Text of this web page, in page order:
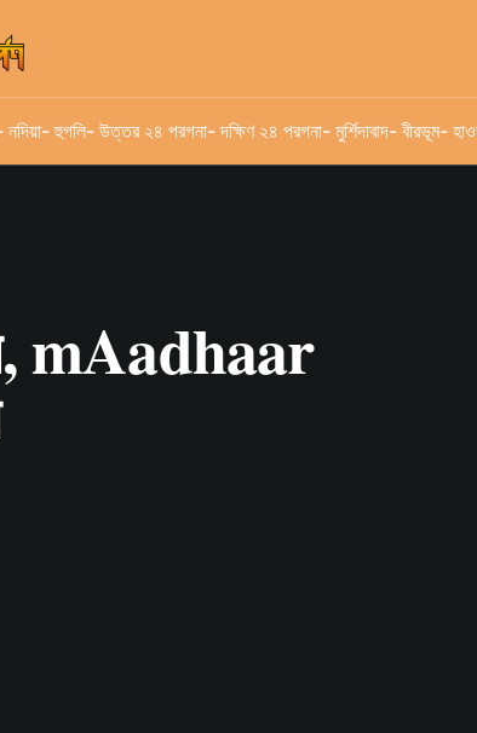
নদিয়া- হুগলি- উত্তর ২৪ পরগনা- দক্ষিণ ২৪ পরগনা- মুর্শিদাবাদ- বীরভূম-
mAadhaar